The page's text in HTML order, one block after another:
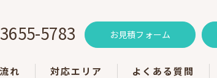
5783 お見積フォーム
れ 対応エリア よくある質問